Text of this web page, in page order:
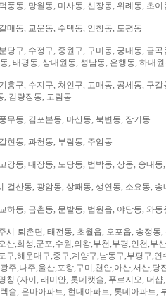
풍동, 망월동, 미사동, 신장동, 위례동, 초이
매동, 교문동, 수택동, 인창동, 토평동
당구, 수정구, 중원구, 구미동, 궁내동, 금
, 태평동, 상대원동, 성남동, 은행동, 하대
흥구, 수지구, 처인구, 고매동, 공세동, 구
, 김량장동, 고림동
무동, 김포본동, 마산동, 북변동, 장기동
현동, 과천동, 부림동, 주암동
강동, 대장동, 도당동, 범박동, 상동, 송내동
-걸산동, 광암동, 상패동, 생연동, 소요동,
하동, 금촌동, 문발동, 법원읍, 야당동, 와동
시-퇴촌면, 태전동, 초월읍, 오포읍, 송정동,
산,화성,군포,수원,의왕,부천,부평,인천,부
구,해운대구,중구,계양구,남동구,부평구,
주,나주,울산,포항,구미,천안,아산,서산,당
칭 (자이, 래미안, 롯데캣슬, 푸르지오, 더
슬, 은마아파트, 현대아파트, 롯데아파트,